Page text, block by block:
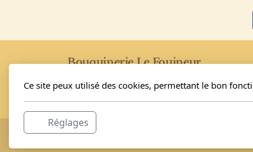
Bouquinerie Le Fouineur
Rue de l'Eglise 40
1955 Saint-Pierre-de-Clages
Ce site peux utilisé des cookies, permettant le bon
Réglages